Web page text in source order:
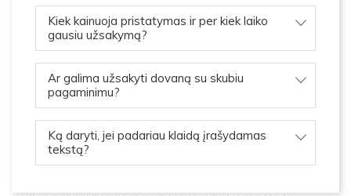
Kiek kainuoja pristatymas ir per kiek laiko
gausiu užsakymą?
Ar galima užsakyti dovaną su skubiu
pagaminimu?
Ką daryti, jei padariau klaidą įrašydamas
tekstą?